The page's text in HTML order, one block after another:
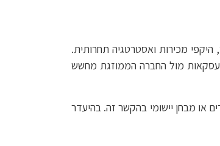
מכירות ואסטרטגיה תחרותית.
עסקאות מול החברה הממוזגת מחשש
או מבחן יישומי בהקשר זה. בהיעדר